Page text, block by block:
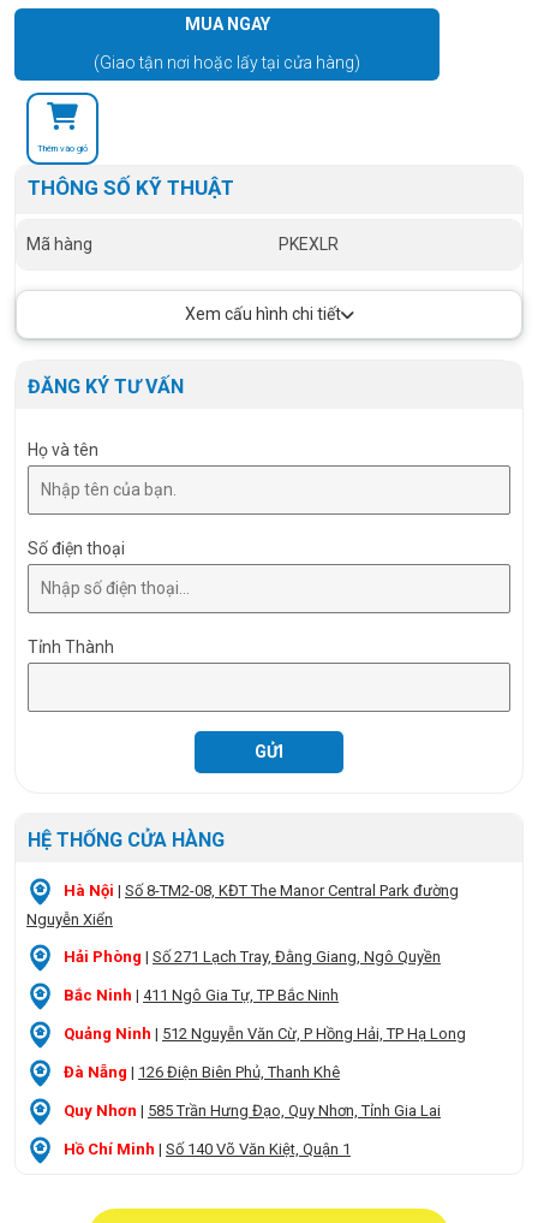
MUA NGAY
(Giao tận nơi hoặc lấy tại cửa hàng)
Thêm vào giỏ
THÔNG SỐ KỸ THUẬT
Mã hàng PKEXLR
Xem cấu hình chi tiết
ĐĂNG KÝ TƯ VẤN
Họ và tên
Số điện thoại
Tỉnh Thành
HỆ THỐNG CỬA HÀNG
Hà Nội | Số 8-TM2-08, KĐT The Manor Central Park đường
Nguyễn Xiển
Hải Phòng | Số 271 Lạch Tray, Đằng Giang, Ngô Quyền
Bắc Ninh | 411 Ngô Gia Tự, TP Bắc Ninh
Quảng Ninh | 512 Nguyễn Văn Cừ, P Hồng Hải, TP Hạ Long
Đà Nẵng | 126 Điện Biên Phủ, Thanh Khê
Quy Nhơn | 585 Trần Hưng Đạo, Quy Nhơn, Tỉnh Gia Lai
Hồ Chí Minh | Số 140 Võ Văn Kiệt, Quận 1